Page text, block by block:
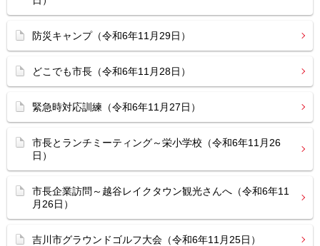
防災キャンプ（令和6年11月29日）
どこでも市長（令和6年11月28日）
緊急時対応訓練（令和6年11月27日）
市長とランチミーティング～栄小学校（令和6年11月26
日）
市長企業訪問～越谷レイクタウン観光さんへ（令和6年11
月26日）
吉川市グラウンドゴルフ大会（令和6年11月25日）